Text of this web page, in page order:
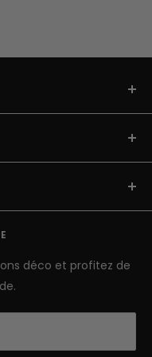
déco et profitez de